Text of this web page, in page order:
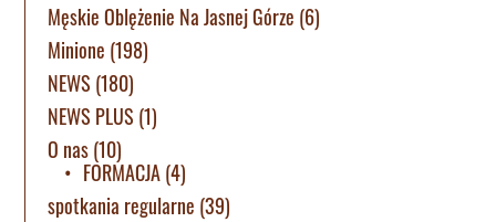
Męskie Oblężenie Na Jasnej Górze (6)
Minione (198)
NEWS (180)
NEWS PLUS (1)
O nas(10)
FORMACJA(4)
spotkania regularne (39)